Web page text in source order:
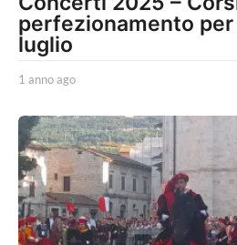
g
o
perfezionamento per
luglio
1 anno ago
n
n
o
a
g
o